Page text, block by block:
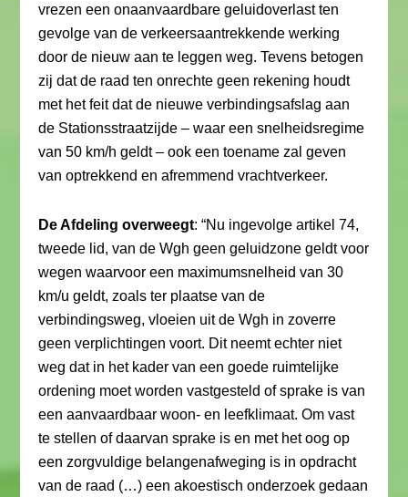
vrezen een onaanvaardbare geluidoverlast ten
gevolge van de verkeersaantrekkende werking
door de nieuw aan te leggen weg. Tevens betogen
zij dat de raad ten onrechte geen rekening houdt
met het feit dat de nieuwe verbindingsafslag aan
de Stationsstraatzijde – waar een snelheidsregime
van 50 km/h geldt – ook een toename zal geven
van optrekkend en afremmend vrachtverkeer.
De Afdeling overweegt: “Nu ingevolge artikel 74,
tweede lid, van de Wgh geen geluidzone geldt voor
wegen waarvoor een maximumsnelheid van 30
km/u geldt, zoals ter plaatse van de
verbindingsweg, vloeien uit de Wgh in zoverre
geen verplichtingen voort. Dit neemt echter niet
weg dat in het kader van een goede ruimtelijke
ordening moet worden vastgesteld of sprake is van
een aanvaardbaar woon- en leefklimaat. Om vast
te stellen of daarvan sprake is en met het oog op
een zorgvuldige belangenafweging is in opdracht
van de raad (…) een akoestisch onderzoek gedaan